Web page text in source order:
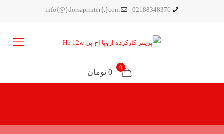
02188348376
info{@}dorsaprinter{.}com
0
0 تومان